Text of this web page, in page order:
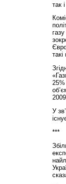
так
У
***